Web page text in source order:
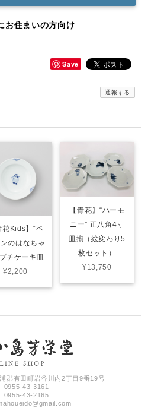
お住まいの方向け
Save
通報する
花Kids】“ペ
のはなちゃ
チケーキ皿
¥2,200
【青花】“ハーモ
ニー” 正八角4寸
皿揃（絵変わり5
枚セット）
¥13,750
郡有田町岩谷川内2丁目9番19号
0955-43-3161
0955-43-2165